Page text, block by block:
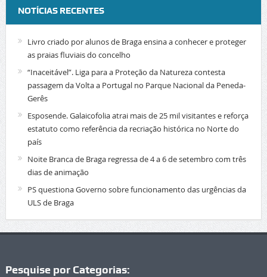
NOTÍCIAS RECENTES
Livro criado por alunos de Braga ensina a conhecer e proteger
as praias fluviais do concelho
“Inaceitável”. Liga para a Proteção da Natureza contesta
passagem da Volta a Portugal no Parque Nacional da Peneda-
Gerês
Esposende. Galaicofolia atrai mais de 25 mil visitantes e reforça
estatuto como referência da recriação histórica no Norte do
país
Noite Branca de Braga regressa de 4 a 6 de setembro com três
dias de animação
PS questiona Governo sobre funcionamento das urgências da
ULS de Braga
Pesquise por Categorias: